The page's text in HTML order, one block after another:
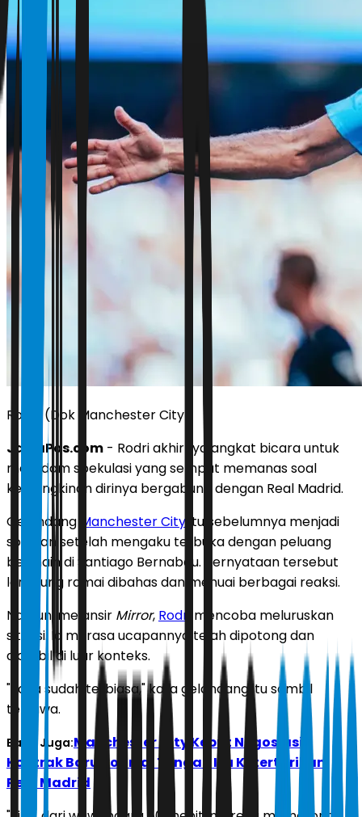
Rodri. (Dok Manchester City)
JawaPos.com - Rodri akhirnya angkat bicara untuk
meredam spekulasi yang sempat memanas soal
kemungkinan dirinya bergabung dengan Real Madrid.
Gelandang Manchester City itu sebelumnya menjadi
sorotan setelah mengaku terbuka dengan peluang
bermain di Santiago Bernabeu. Pernyataan tersebut
langsung ramai dibahas dan menuai berbagai reaksi.
Namun, melansir Mirror, Rodri mencoba meluruskan
situasi. Ia merasa ucapannya telah dipotong dan
diambil di luar konteks.
"Saya sudah terbiasa," kata gelandang itu sambil
tertawa.
Baca Juga:Manchester City Kebut Negosiasi
Kontrak Baru Rodri di Tengah Isu Ketertarikan
Real Madrid